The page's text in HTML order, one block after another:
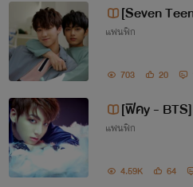
[Seven
8
แฟนฟิก
703 20
[ฟิคy -
แฟนฟิก
4.59K 64